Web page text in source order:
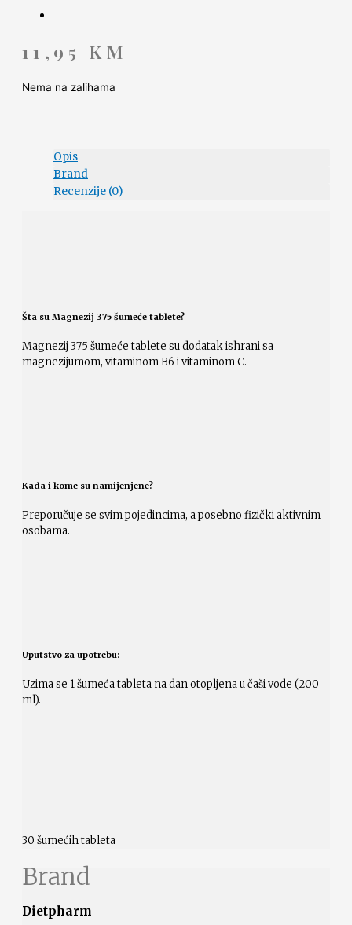
11,95 KM
Nema na zalihama
Opis
Brand
Recenzije (0)
Šta su Magnezij 375 šumeće tablete?
Magnezij 375 šumeće tablete su dodatak ishrani sa
magnezijumom, vitaminom B6 i vitaminom C.
Kada i kome su namijenjene?
Preporučuje se svim pojedincima, a posebno fizički aktivnim
osobama.
Uputstvo za upotrebu:
Uzima se 1 šumeća tableta na dan otopljena u čaši vode (200
ml).
30 šumećih tableta
Brand
Dietpharm